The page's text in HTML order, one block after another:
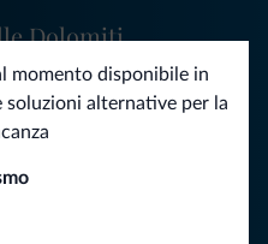
momento disponibile in
soluzioni alternative per la
Dolomiti
esclusive e news per la tua